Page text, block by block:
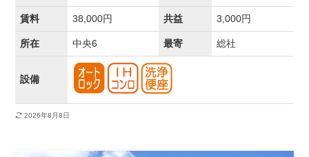
賃料 38,000円 共益 3,000円
所在 中央6 最寄 総社
設備
2026年8月8日